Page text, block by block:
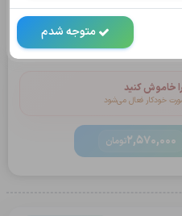
بلوبانک
قوانین و ضوابط
خودکار فعال می‌شود
2,570,000تومان
متوجه شدم